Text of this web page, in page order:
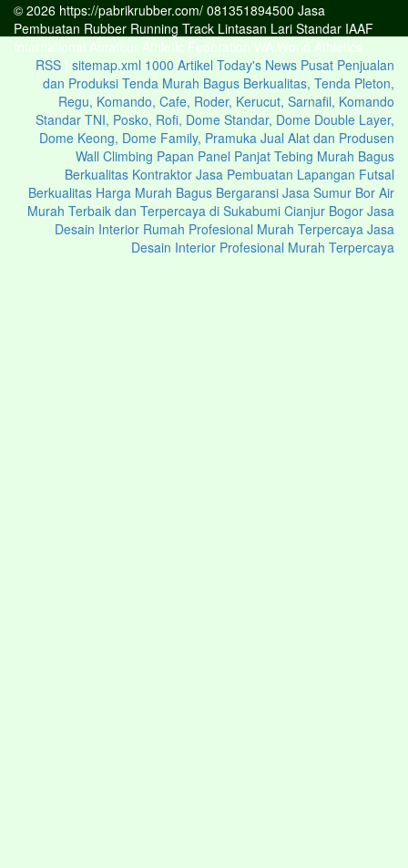
© 2026 https://pabrikrubber.com/ 081351894500 Jasa
Pembuatan Rubber Running Track Lintasan Lari Standar IAAF
International Amateur Athletic Federation WA World Athletics
RSS sitemap.xml 1000 Artikel Today's News Pusat Penjualan
dan Produksi Tenda Murah Bagus Berkualitas, Tenda Pleton,
Regu, Komando, Cafe, Roder, Kerucut, Sarnafil, Komando
Standar TNI, Posko, Rofi, Dome Standar, Dome Double Layer,
Dome Keong, Dome Family, Pramuka Jual Alat dan Produsen
Wall Climbing Papan Panel Panjat Tebing Murah Bagus
Berkualitas Kontraktor Jasa Pembuatan Lapangan Futsal
Berkualitas Harga Murah Bagus Bergaransi Jasa Sumur Bor Air
Murah Terbaik dan Terpercaya di Sukabumi Cianjur Bogor Jasa
Desain Interior Rumah Profesional Murah Terpercaya Jasa
Desain Interior Profesional Murah Terpercaya